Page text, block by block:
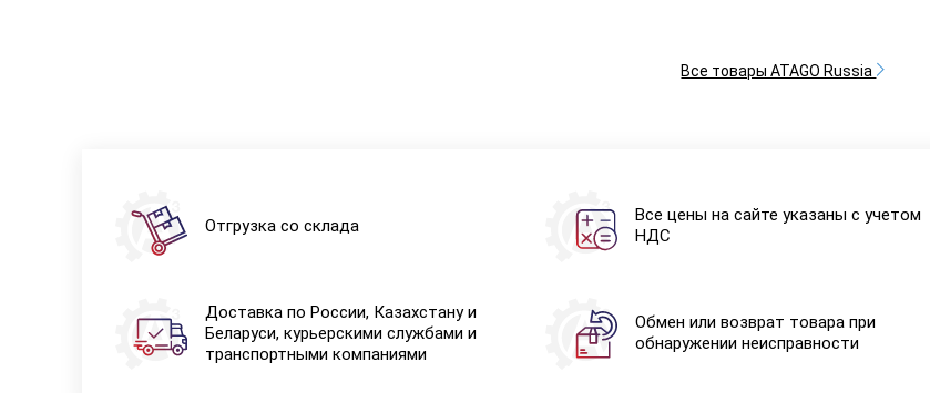
Все товары ATAGO Russia
Отгрузка со склада
Все цены на сайте указаны с учетом
НДС
Доставка по России, Казахстану и
Беларуси, курьерскими службами и
транспортными компаниями
Обмен или возврат товара при
обнаружении неисправности